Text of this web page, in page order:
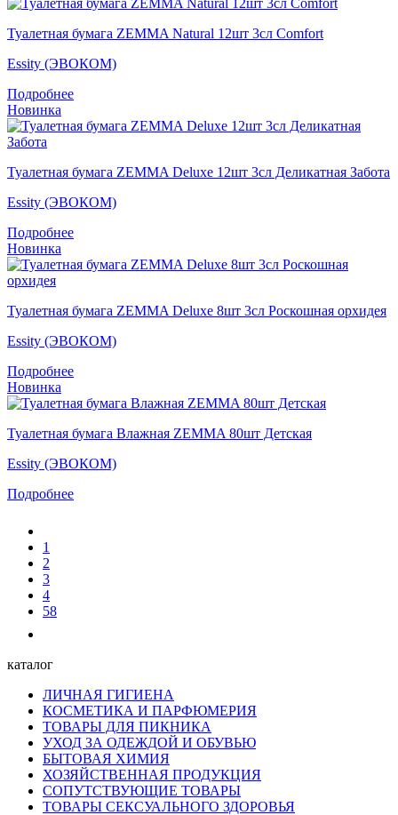
Туалетная бумага ZEMMA Natural 12шт 3сл Comfort
Essity (ЭВОКОМ)
Подробнее
Новинка
Туалетная бумага ZEMMA Deluxe 12шт 3сл Деликатная Забота
Essity (ЭВОКОМ)
Подробнее
Новинка
Туалетная бумага ZEMMA Deluxe 8шт 3сл Роскошная орхидея
Essity (ЭВОКОМ)
Подробнее
Новинка
Туалетная бумага Влажная ZEMMA 80шт Детская
Essity (ЭВОКОМ)
Подробнее
1
2
3
4
58
каталог
ЛИЧНАЯ ГИГИЕНА
КОСМЕТИКА И ПАРФЮМЕРИЯ
ТОВАРЫ ДЛЯ ПИКНИКА
УХОД ЗА ОДЕЖДОЙ И ОБУВЬЮ
БЫТОВАЯ ХИМИЯ
ХОЗЯЙСТВЕННАЯ ПРОДУКЦИЯ
СОПУТСТВУЮЩИЕ ТОВАРЫ
ТОВАРЫ СЕКСУАЛЬНОГО ЗДОРОВЬЯ